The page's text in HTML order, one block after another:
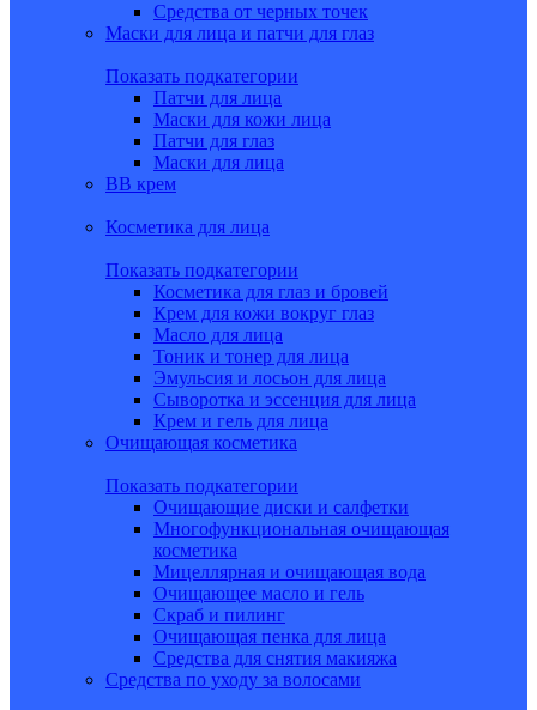
Средства от черных точек
Маски для лица и патчи для глаз
Показать подкатегории
Патчи для лица
Маски для кожи лица
Патчи для глаз
Маски для лица
BB крем
Косметика для лица
Показать подкатегории
Косметика для глаз и бровей
Крем для кожи вокруг глаз
Масло для лица
Тоник и тонер для лица
Эмульсия и лосьон для лица
Сыворотка и эссенция для лица
Крем и гель для лица
Очищающая косметика
Показать подкатегории
Очищающие диски и салфетки
Многофункциональная очищающая
косметика
Мицеллярная и очищающая вода
Очищающее масло и гель
Скраб и пилинг
Очищающая пенка для лица
Средства для снятия макияжа
Средства по уходу за волосами